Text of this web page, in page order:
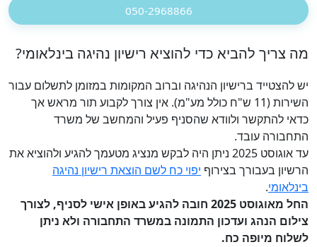
050-2968866
מה צריך להביא כדי להוציא רישיון נהיגה בינלאומי?
יש להצטייד ברישיון הנהיגה וברוב המקומות במזומן לתשלום עבור
השירות (11 ש"ח כולל מע"מ). אין צורך לקבוע תור מראש אך
כדאי להתקשר ולוודא שהסניף פעיל והמחשב של משרד
התחבורה עובד.
עד אוגוסט 2025 ניתן היה לבקש מנציג מטעמך להגיע ולהוציא את
הרשיון בעבורך בצירוף יפוי כח לשם הוצאת רישיון נהיגה
בינלאומי.
החל מאוגוסט 2025 חובה להגיע באופן אישי לסניף, לצורך
צילום הנהג ועדכון התמונה במשרד התחבורה ולא ניתן
לשלוח מיופה כח.